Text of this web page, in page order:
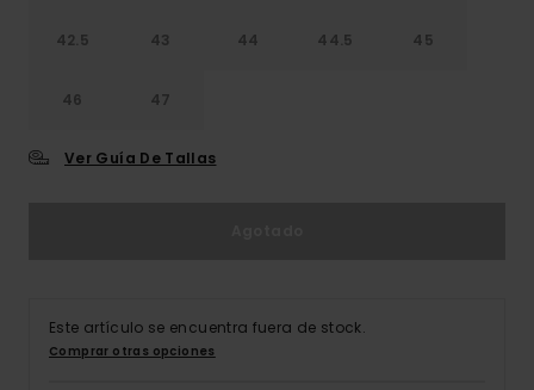
42.5 43 44 44.5 45
46 47
Ver Guía De Tallas
Este artículo se encuentra fuera de stock.
Comprar otras opciones